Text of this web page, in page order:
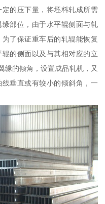
的压下量，将坯料轧成所需
部位，由于水平辊侧面与轧
了保证重车后的轧辊能恢复
的侧面以及与其相对应的立
缘的倾角，设置成品轧机，又
垂直或有较小的倾斜角，一